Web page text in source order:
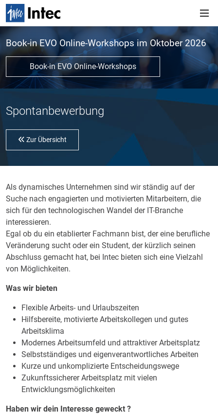
Book-in EVO Online-Workshops im Oktober 2026
Book-in EVO Online-Workshops
Spontanbewerbung
Zur Übersicht
Als dynamisches Unternehmen sind wir ständig auf der
Suche nach engagierten und motivierten Mitarbeitern, die
sich für den technologischen Wandel der IT-Branche
interessieren.
Egal ob du ein etablierter Fachmann bist, der eine berufliche
Veränderung sucht oder ein Student, der kürzlich seinen
Abschluss gemacht hat, bei Intec bieten sich eine Vielzahl
von Möglichkeiten.
Was wir bieten
Flexible Arbeits- und Urlaubszeiten
Hilfsbereite, motivierte Arbeitskollegen und gutes
Arbeitsklima
Modernes Arbeitsumfeld und attraktiver Arbeitsplatz
Selbstständiges und eigenverantwortliches Arbeiten
Kurze und unkomplizierte Entscheidungswege
Zukunftssicherer Arbeitsplatz mit vielen
Entwicklungsmöglichkeiten
Haben wir dein Interesse geweckt ?